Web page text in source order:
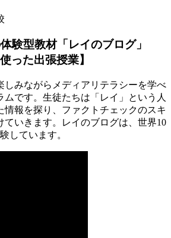
験型教材「レイのブログ」
った出張授業】
しみながらメディアリテラシーを学べ
ムです。生徒たちは「レイ」という人
情報を探り、ファクトチェックのスキ
ていきます。レイのブログは、世界10
しています。